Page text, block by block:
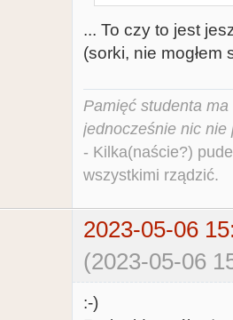
... To czy to jest
(sorki, nie mogłem
Pamięć studenta
jednocześnie nic nie
- Kilka(naście?)
wszystkimi rządzić.
2023-05-06
(2023-05-06
:-)